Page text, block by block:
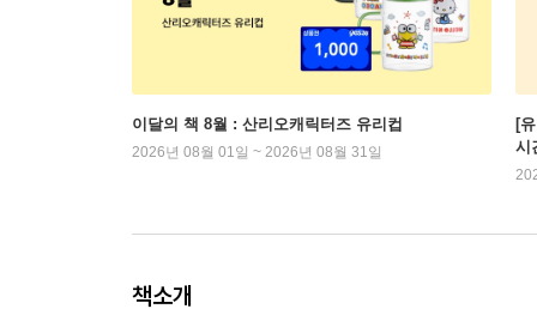
이달의 책 8월 : 산리오캐릭터즈 유리컵
2026년 08월 01일 ~ 2026년 08월 31일
[
시
책소개